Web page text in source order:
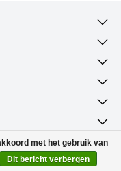
Powered byLightspeed
met het gebruik van
Dit bericht verbergen